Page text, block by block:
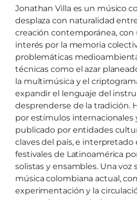
Jonathan Villa es un músico
desplaza con naturalidad
creación contemporánea,
interés por la memoria
problemáticas
técnicas como el azar
la multimúsica y el
expandir el lenguaje del
desprenderse de la tradición.
por estímulos internacionales
publicado por entidades
claves del país, e interpretado
festivales de Latinoamérica
solistas y ensambles. Una voz
música colombiana actual,
experimentación y la